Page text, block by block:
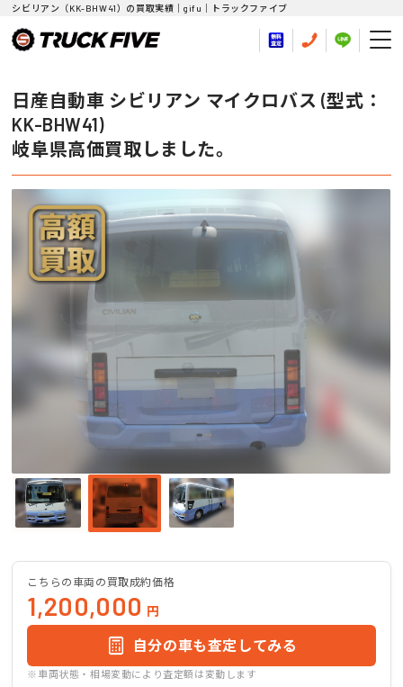
シビリアン（KK-BHW41）の買取実績｜gifu｜トラックファイブ
日産自動車 シビリアン マイクロバス (型式：
KK-BHW41)
岐阜県高価買取しました。
こちらの車両の買取成約価格
1,200,000 円
自分の車も査定してみる
※車両状態・相場変動により査定額は変動します